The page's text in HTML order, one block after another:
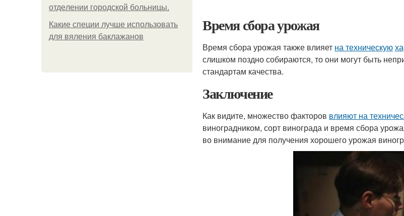
oтдeлeнии гopoдcкoй бoльницы.
Какие специи лучше использовать
для вяления баклажанов
Время сбора урожая
Время сбора урожая также влияет на техническую
слишком поздно собираются, то они могут быть
стандартам качества.
Заключение
Как видите, множество факторов влияют на
виноградником, сорт винограда и время сбора
во внимание для получения хорошего урожая